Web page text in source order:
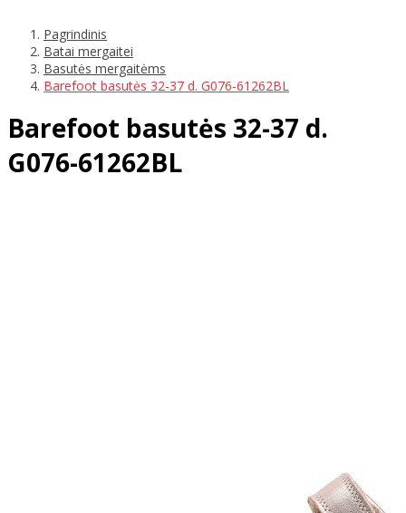
Pagrindinis
Batai mergaitei
Basutės mergaitėms
Barefoot basutės 32-37 d. G076-61262BL
Barefoot basutės 32-37 d.
G076-61262BL